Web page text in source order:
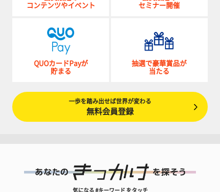
コンテンツやイベント
セミナー開催
QUOカードPayが
貯まる
抽選で豪華賞品が
当たる
一歩を踏み出せば世界が変わる
無料会員登録
気になる #キーワード をタッチ